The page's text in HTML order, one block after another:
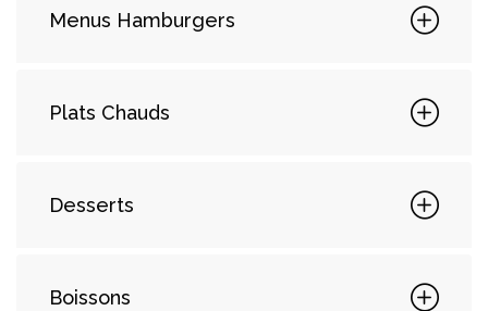
Menus Hamburgers
Plats Chauds
Desserts
Boissons